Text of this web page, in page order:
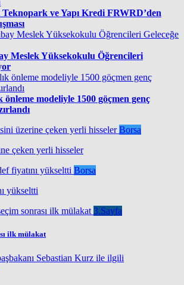
ve Yapı Kredi FRWRD’den
Meslek Yüksekokulu Öğrencileri
önleme modeliyle 1500 göçmen genç
Borsa
çeken yerli hisseler
Borsa
yükseltti
3.Sayfa
ilk mülakat